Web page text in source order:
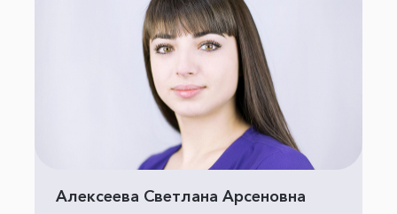
Алексеева Светлана Арсеновна